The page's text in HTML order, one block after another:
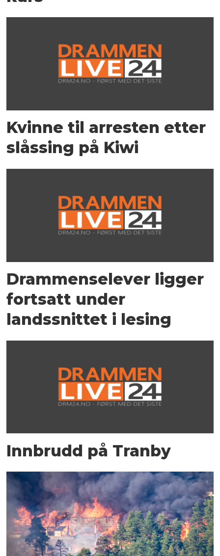
Kvinne til arresten etter
slåssing på Kiwi
Drammenselever ligger
fortsatt under
landssnittet i lesing
Innbrudd på Tranby